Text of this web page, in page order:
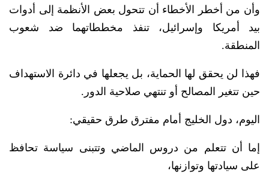
وأن من أخطر الأخطاء أن تتحول بعض الأنظمة إلى أدوات
بيد أمريكا وإسرائيل، تنفذ مخططاتهما ضد شعوب
المنطقة.
فهذا لن يحقق لها الحماية، بل يجعلها في دائرة الاستهداف
حين تتغير المصالح أو تنتهي صلاحية الدور.
اليوم، دول الخليج أمام مفترق طرق حقيقي:
إما أن تتعلم من دروس الماضي وتتبنى سياسة تحافظ
على سيادتها وتوازنها،